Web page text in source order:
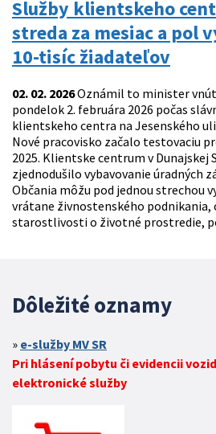
Služby klientskeho
streda za mesiac a pol
10-tisíc žiadateľov
02. 02. 2026Oznámil to minister
pondelok 2. februára 2026 počas
klientskeho centra na Jesenského
Nové pracovisko začalo testovaciu
2025. Klientske centrum v Dunajskej
zjednodušilo vybavovanie úradných
Občania môžu pod jednou strechou
vrátane živnostenského podnikania,
starostlivosti o životné prostredie,
Dôležité oznamy
e-služby MV SR
Pri hlásení pobytu či evidencii
elektronické služby